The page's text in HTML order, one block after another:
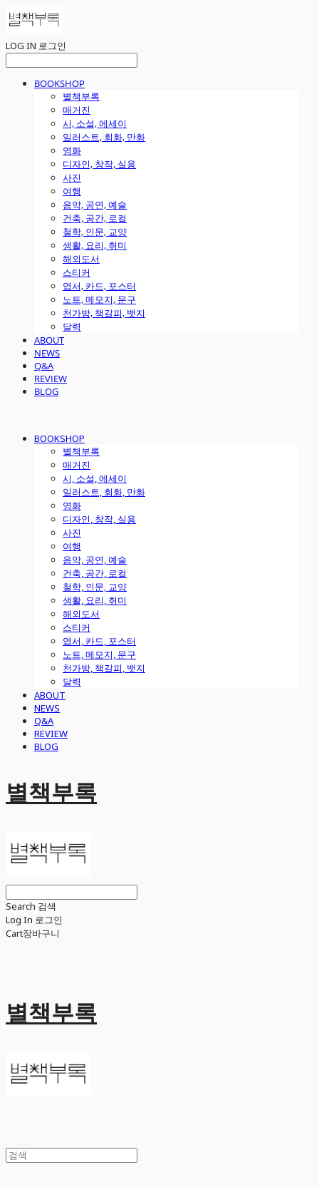
LOG IN 로그인
BOOKSHOP
별책부록
매거진
시, 소설, 에세이
일러스트, 회화, 만화
영화
디자인, 창작, 실용
사진
여행
음악, 공연, 예술
건축, 공간, 로컬
철학, 인문, 교양
생활, 요리, 취미
해외도서
스티커
엽서, 카드, 포스터
노트, 메모지, 문구
천가방, 책갈피, 뱃지
달력
ABOUT
NEWS
Q&A
REVIEW
BLOG
BOOKSHOP
별책부록
매거진
시, 소설, 에세이
일러스트, 회화, 만화
영화
디자인, 창작, 실용
사진
여행
음악, 공연, 예술
건축, 공간, 로컬
철학, 인문, 교양
생활, 요리, 취미
해외도서
스티커
엽서, 카드, 포스터
노트, 메모지, 문구
천가방, 책갈피, 뱃지
달력
ABOUT
NEWS
Q&A
REVIEW
BLOG
별책부록
Search 검색
Log In 로그인
Cart장바구니
별책부록